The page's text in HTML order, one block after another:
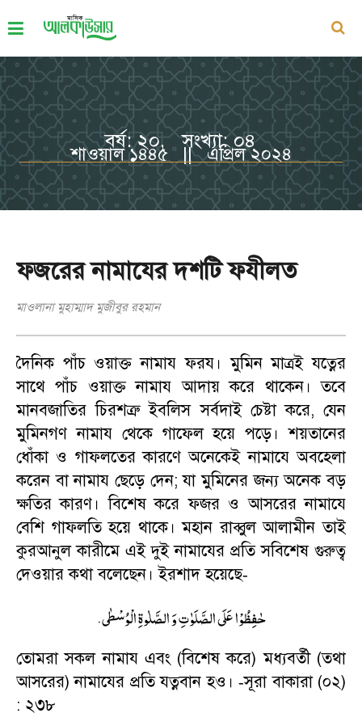
বর্ষ: ২০, সংখ্যা: ০৪
শাওয়াল ১৪৪৫ || এপ্রিল ২০২৪
ফজরের নামাযের দশটি ফযীলত
মাওলানা মুহাম্মাদ মুজীবুর রহমান
দৈনিক পাঁচ ওয়াক্ত নামায ফরয। মুমিন মাত্রই যত্নের
সাথে পাঁচ ওয়াক্ত নামায আদায় করে থাকেন। তবে
মানবজাতির চিরশত্রু ইবলিস সর্বদাই চেষ্টা করে,যেন
মুমিনগণ নামায থেকে গাফেল হয়ে পড়ে। শয়তানের
ধোঁকা ও গাফলতের কারণে অনেকেই নামাযে অবহেলা
করেন বা নামায ছেড়ে দেন;যা মুমিনের জন্য অনেক বড়
ক্ষতির কারণ। বিশেষ করে ফজর ও আসরের নামাযে
বেশি গাফলতি হয়ে থাকে। মহান রাব্বুল আলামীন তাই
কুরআনুল কারীমে এই দুই নামাযের প্রতি সবিশেষ গুরুত্ব
দেওয়ার কথা বলেছেন। ইরশাদ হয়েছে-
حٰفِظُوْا عَلَی الصَّلَوٰتِ وَ الصَّلٰوةِ الْوُسْطٰی.
তোমরা সকল নামায এবং (বিশেষ করে) মধ্যবর্তী (তথা
আসরের) নামাযের প্রতি যত্নবান হও।-সূরা বাকারা (০২)
: ২৩৮